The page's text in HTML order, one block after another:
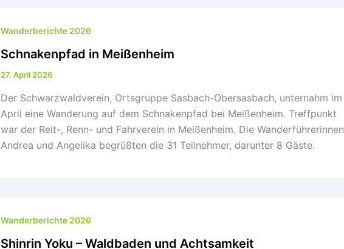
Wanderberichte 2026
Schnakenpfad in Meißenheim
27. April 2026
Der Schwarzwaldverein, Ortsgruppe Sasbach-Obersasbach, unternahm im
April eine Wanderung auf dem Schnakenpfad bei Meißenheim. Treffpunkt
war der Reit-, Renn- und Fahrverein in Meißenheim. Die Wanderführerinnen
Andrea und Angelika begrüßten die 31 Teilnehmer, darunter 8 Gäste.
Wanderberichte 2026
Shinrin Yoku – Waldbaden und Achtsamkeit